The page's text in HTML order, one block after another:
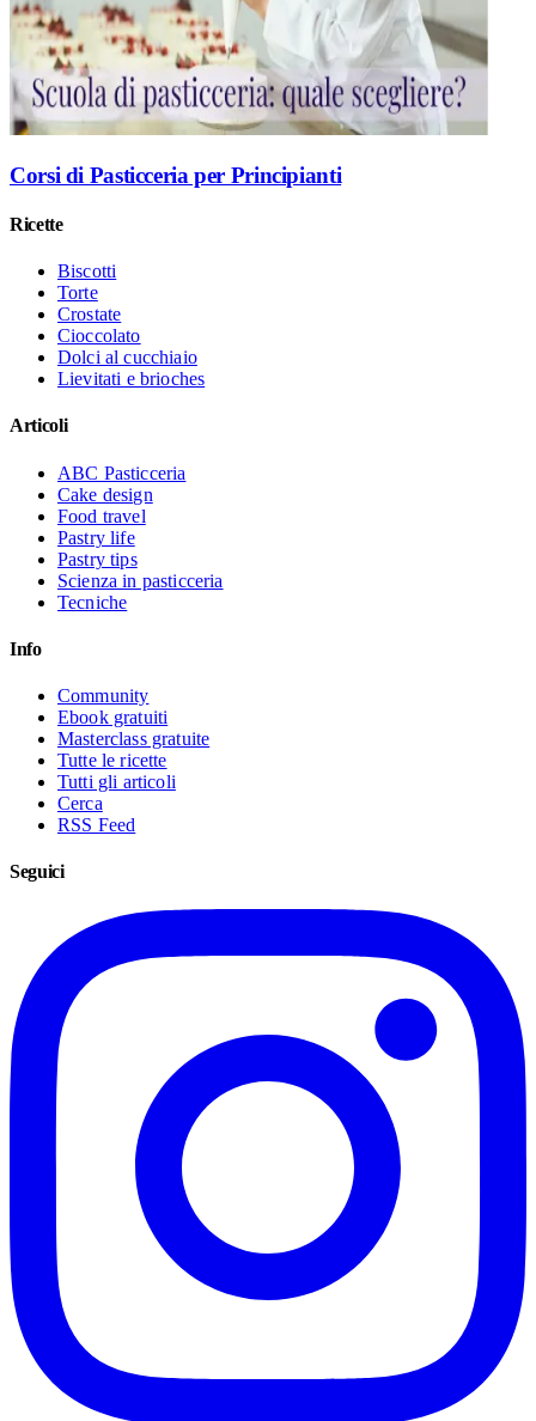
Corsi di Pasticceria per Principianti
Ricette
Biscotti
Torte
Crostate
Cioccolato
Dolci al cucchiaio
Lievitati e brioches
Articoli
ABC Pasticceria
Cake design
Food travel
Pastry life
Pastry tips
Scienza in pasticceria
Tecniche
Info
Community
Ebook gratuiti
Masterclass gratuite
Tutte le ricette
Tutti gli articoli
Cerca
RSS Feed
Seguici